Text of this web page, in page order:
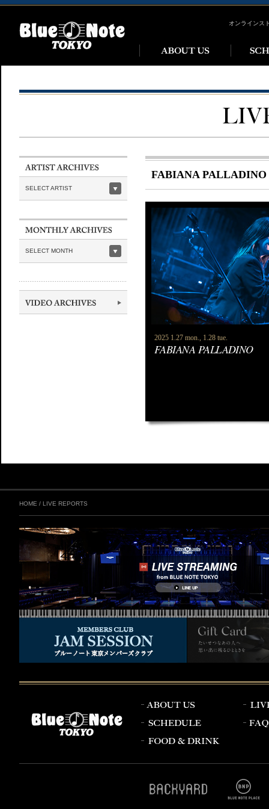
オンラインス
SELECT ARTIST
SELECT MONTH
FABIANA PALLADINO
2025 1.27 mon., 1.28 tue.
FABIANA PALLADINO
HOME / LIVE REPORTS